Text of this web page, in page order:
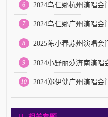
6 2024乌仁娜杭州演唱会
7 2024乌仁娜广州演唱会
8 2025陈小春苏州演唱会
9 2024小野丽莎济南演唱
10 2024郑伊健广州演唱会